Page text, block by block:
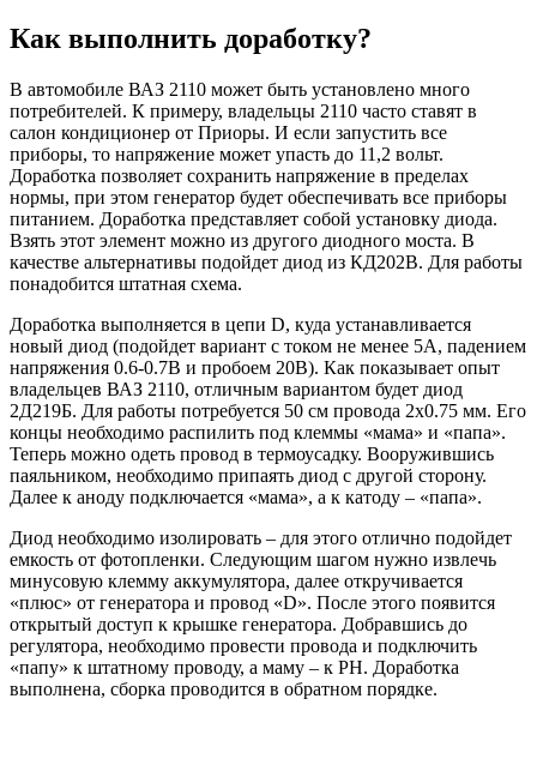
Как выполнить доработку?
В автомобиле ВАЗ 2110 может быть установлено много
потребителей. К примеру, владельцы 2110 часто ставят в
салон кондиционер от Приоры. И если запустить все
приборы, то напряжение может упасть до 11,2 вольт.
Доработка позволяет сохранить напряжение в пределах
нормы, при этом генератор будет обеспечивать все приборы
питанием. Доработка представляет собой установку диода.
Взять этот элемент можно из другого диодного моста. В
качестве альтернативы подойдет диод из КД202В. Для работы
понадобится штатная схема.
Доработка выполняется в цепи D, куда устанавливается
новый диод (подойдет вариант с током не менее 5A, падением
напряжения 0.6-0.7В и пробоем 20В). Как показывает опыт
владельцев ВАЗ 2110, отличным вариантом будет диод
2Д219Б. Для работы потребуется 50 см провода 2х0.75 мм. Его
концы необходимо распилить под клеммы «мама» и «папа».
Теперь можно одеть провод в термоусадку. Вооружившись
паяльником, необходимо припаять диод с другой сторону.
Далее к аноду подключается «мама», а к катоду – «папа».
Диод необходимо изолировать – для этого отлично подойдет
емкость от фотопленки. Следующим шагом нужно извлечь
минусовую клемму аккумулятора, далее откручивается
«плюс» от генератора и провод «D». После этого появится
открытый доступ к крышке генератора. Добравшись до
регулятора, необходимо провести провода и подключить
«папу» к штатному проводу, а маму – к РН. Доработка
выполнена, сборка проводится в обратном порядке.